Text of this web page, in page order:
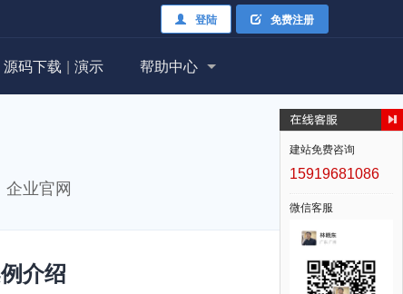
登陆 免费注册
源码下载 | 演示 帮助中心
业官网
介绍
建站免费咨询
15919681086
微信客服